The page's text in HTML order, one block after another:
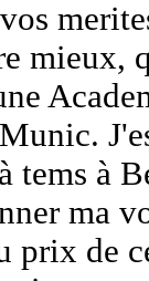
mieux,
tems à
ma
prix de